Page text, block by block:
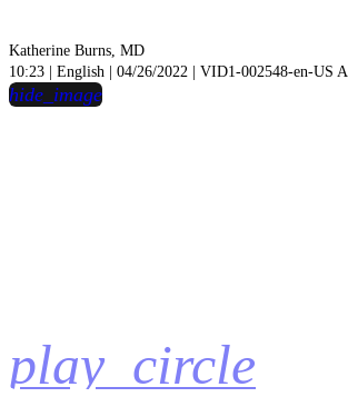
Katherine Burns, MD
10:23 | English | 04/26/2022 | VID1-002548-en-US A
play_circle
hide_image